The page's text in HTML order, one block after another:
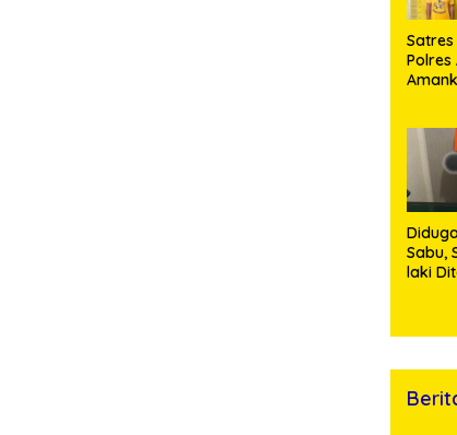
Polres
Bukti
Sabu,
laki
Klip